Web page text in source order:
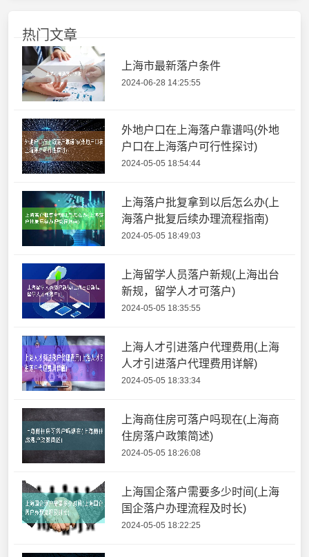
热门文章
上海市最新落户条件
2024-06-28 14:25:55
外地户口在上海落户靠谱吗(外地
户口在上海落户可行性探讨)
2024-05-05 18:54:44
上海落户批复拿到以后怎么办(上
海落户批复后续办理流程指南)
2024-05-05 18:49:03
上海留学人员落户新规(上海出台
新规，留学人才可落户)
2024-05-05 18:35:55
上海人才引进落户代理费用(上海
人才引进落户代理费用详解)
2024-05-05 18:33:34
上海商住房可落户吗现在(上海商
住房落户政策简述)
2024-05-05 18:26:08
上海国企落户需要多少时间(上海
国企落户办理流程及时长)
2024-05-05 18:22:25